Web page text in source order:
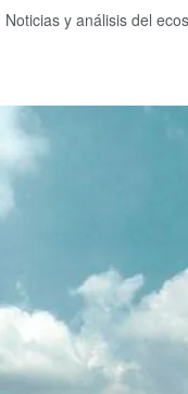
y análisis del